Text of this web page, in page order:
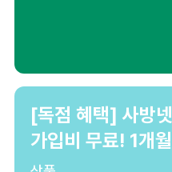
[독점 혜택] 사방
가입비 무료! 1개